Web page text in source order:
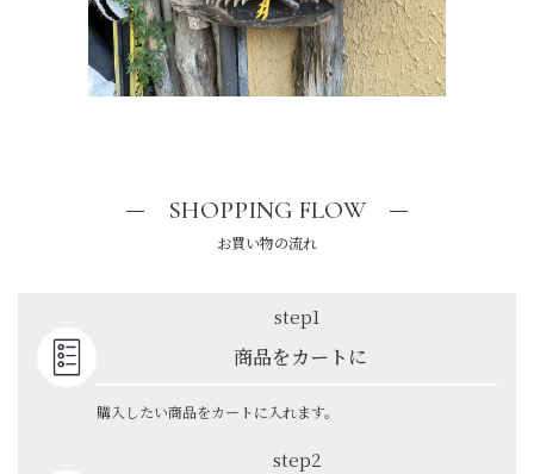
SHOPPING FLOW
お買い物の流れ
step1
商品をカートに
購入したい商品をカートに入れます。
step2